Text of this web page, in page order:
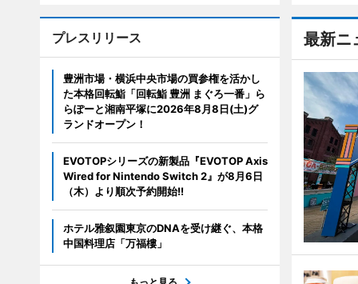
最新ニ
プレスリリース
豊洲市場・横浜中央市場の買参権を活かし
た本格回転鮨「回転鮨 豊洲 まぐろ一番」ら
らぽーと湘南平塚に2026年8月8日(土)グ
ランドオープン！
EVOTOPシリーズの新製品『EVOTOP Axis
Wired for Nintendo Switch 2』が8月6日
（木）より順次予約開始!!
ホテル雅叙園東京のDNAを受け継ぐ、本格
中国料理店「万福樓」